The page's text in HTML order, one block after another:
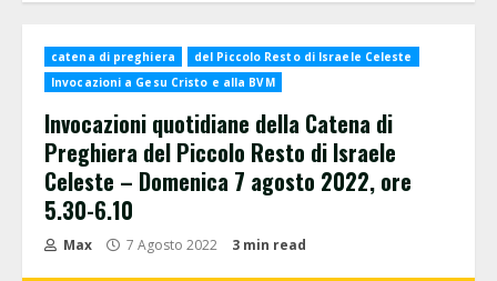
catena di preghiera
del Piccolo Resto di Israele Celeste
Invocazioni a Gesu Cristo e alla BVM
Invocazioni quotidiane della Catena di
Preghiera del Piccolo Resto di Israele
Celeste – Domenica 7 agosto 2022, ore
5.30-6.10
Max 7 Agosto 2022 3 min read